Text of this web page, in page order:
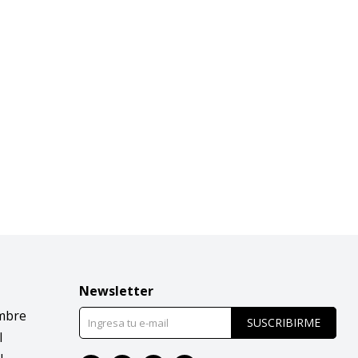
Newsletter
SUSCRIBIRME